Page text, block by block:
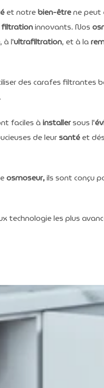
et notrebien-êtrene peut
filtrationinnovants. Nos
, à l'ultrafiltration, et à la
des carafes filtrantes
faciles àinstallersous l'
de leursanté et
osmoseur,ils sont conçu
technologie les plus